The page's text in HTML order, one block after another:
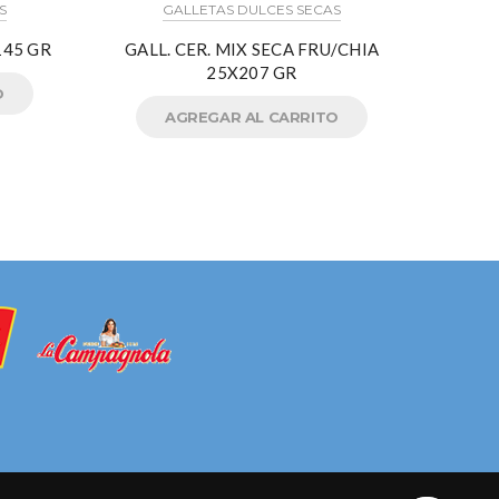
GR
GALLETAS DULCES SECAS
GALL. CER. MIX SECA FRU/CHIA
25X207 GR
AGREGAR AL CARRITO